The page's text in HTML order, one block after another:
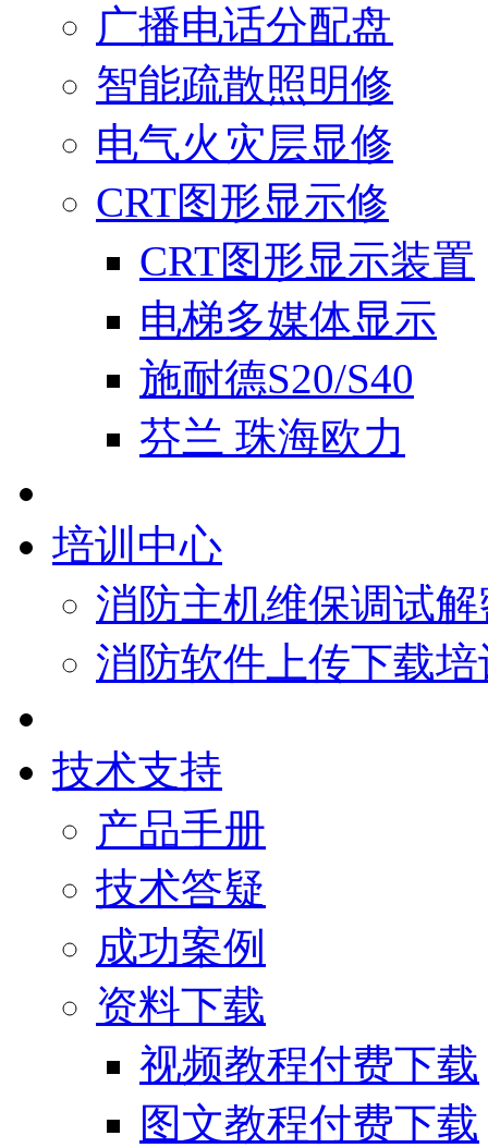
广播电话分配盘
智能疏散照明修
电气火灾层显修
CRT图形显示修
CRT图形显示装置
电梯多媒体显示
施耐德S20/S40
芬兰 珠海欧力
培训中心
消防主机维保调试解
消防软件上传下载培
技术支持
产品手册
技术答疑
成功案例
资料下载
视频教程付费下载
图文教程付费下载